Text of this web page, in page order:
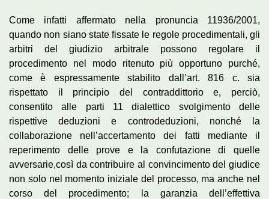
Come infatti affermato nella pronuncia 11936/2001,
quando non siano state fissate le regole procedimentali, gli
arbitri del giudizio arbitrale possono regolare il
procedimento nel modo ritenuto più opportuno purché,
come è espressamente stabilito dall’art. 816 c. sia
rispettato il principio del contraddittorio e, perciò,
consentito alle parti 11 dialettico svolgimento delle
rispettive deduzioni e controdeduzioni, nonché la
collaborazione nell’accertamento dei fatti mediante il
reperimento delle prove e la confutazione di quelle
avversarie,così da contribuire al convincimento del giudice
non solo nel momento iniziale del processo, ma anche nel
corso del procedimento; la garanzia dell’effettiva